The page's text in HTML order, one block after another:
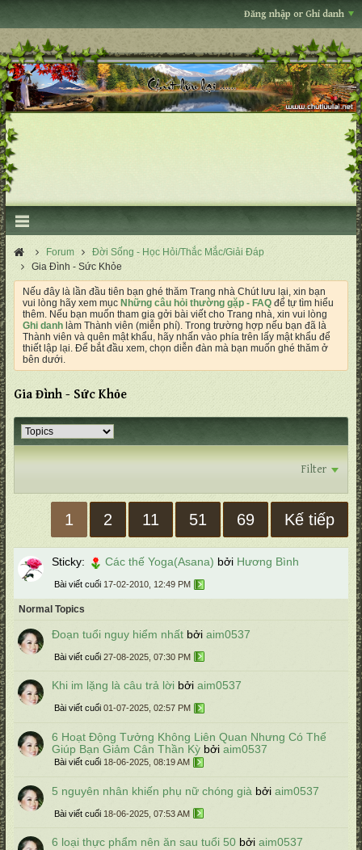
Đăng nhập or Ghi danh
Forum
Đời Sống - Học Hỏi/Thắc Mắc/Giải Đáp
Gia Đình - Sức Khỏe
Nếu đây là lần đầu tiên bạn ghé thăm Trang nhà Chút lưu lại, xin bạn
vui lòng hãy xem mục Những câu hỏi thường gặp - FAQ để tự tìm hiểu
thêm. Nếu bạn muốn tham gia gởi bài viết cho Trang nhà, xin vui lòng
Ghi danh làm Thành viên (miễn phí). Trong trường hợp nếu bạn đã là
Thành viên và quên mật khẩu, hãy nhấn vào phía trên lấy mật khẩu để
thiết lập lại. Để bắt đầu xem, chọn diễn đàn mà bạn muốn ghé thăm ở
bên dưới.
Gia Đình - Sức Khỏe
Filter
1 2 11 51 69 Kế tiếp
Sticky: Các thế Yoga(Asana) bởi Hương Bình
Bài viết cuối 17-02-2010, 12:49 PM
Normal Topics
Đoạn tuổi nguy hiểm nhất bởi aim0537
Bài viết cuối 27-08-2025, 07:30 PM
Khi im lặng là câu trả lời bởi aim0537
Bài viết cuối 01-07-2025, 02:57 PM
6 Hoạt Động Tưởng Không Liên Quan Nhưng Có Thể
Giúp Bạn Giảm Cân Thần Kỳ bởi aim0537
Bài viết cuối 18-06-2025, 08:19 AM
5 nguyên nhân khiến phụ nữ chóng già bởi aim0537
Bài viết cuối 18-06-2025, 07:53 AM
6 loại thực phẩm nên ăn sau tuổi 50 bởi aim0537